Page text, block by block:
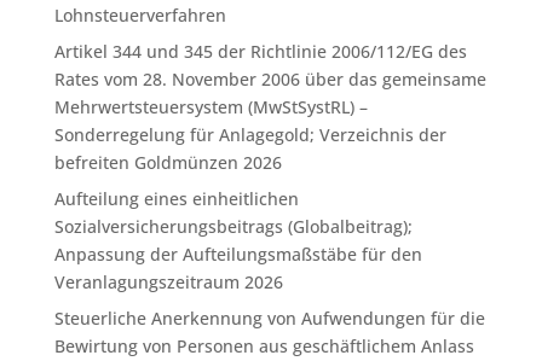
Lohnsteuerverfahren
Artikel 344 und 345 der Richtlinie 2006/112/EG des
Rates vom 28. November 2006 über das gemeinsame
Mehrwertsteuersystem (MwStSystRL) –
Sonderregelung für Anlagegold; Verzeichnis der
befreiten Goldmünzen 2026
Aufteilung eines einheitlichen
Sozialversicherungsbeitrags (Globalbeitrag);
Anpassung der Aufteilungsmaßstäbe für den
Veranlagungszeitraum 2026
Steuerliche Anerkennung von Aufwendungen für die
Bewirtung von Personen aus geschäftlichem Anlass